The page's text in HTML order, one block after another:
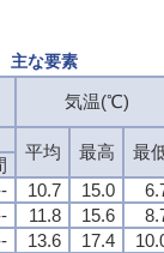
主な要素
気温(℃)
平均 最高 最
10.7 15.0
11.8 15.6
13.6 17.4